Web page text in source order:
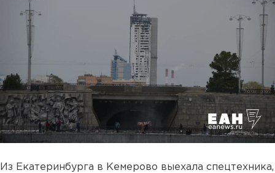
Из Екатеринбурга в Кемерово выехала спецтехника,